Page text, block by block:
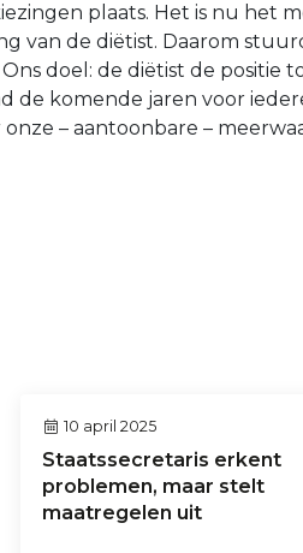
plaats. Het is nu het
van de diëtist. Daarom
doel: de diëtist de positie
de komende jaren voor
– aantoonbare –
10 april 2025
Staatssecretaris erkent
problemen, maar stelt
maatregelen uit